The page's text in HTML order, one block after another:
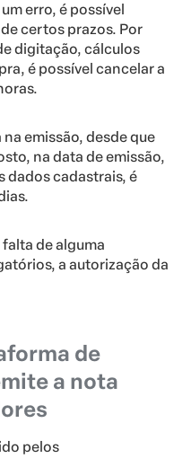
erro, é possível
certos prazos. Por
digitação, cálculos
é possível cancelar a
emissão, desde que
na data de emissão,
dados cadastrais, é
de alguma
a autorização da
de
a nota
pelos